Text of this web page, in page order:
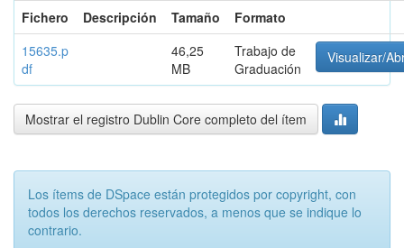
Fichero
Descripción Tamaño
Formato
15635.p
df
46,25
MB
Trabajo de
Graduación
Visualizar/
Mostrar el registro Dublin Core completo del ítem
Los ítems de DSpace están protegidos por copyright, con
todos los derechos reservados, a menos que se indique lo
contrario.